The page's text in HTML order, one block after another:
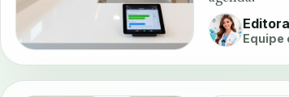
Equipe